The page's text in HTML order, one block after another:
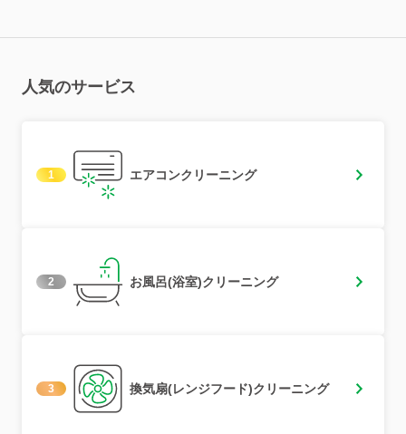
人気のサービス
1 エアコンクリーニング
2 お風呂(浴室)クリーニング
3 換気扇(レンジフード)クリーニング